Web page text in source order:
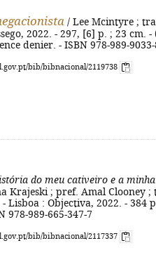
/ Lee Mcintyre ;
2022. - 297, [6] p. ; 23 cm.
denier. - ISBN 978-989-9033-
bib/bibnacional/2119738
do meu cativeiro e a
Krajeski ; pref. Amal Clooney ;
Lisboa : Objectiva, 2022. - 384
978-989-665-347-7
bib/bibnacional/2117337